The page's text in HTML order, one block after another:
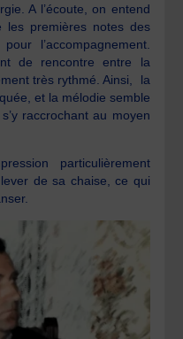
A l’écoute, on entend
les premières notes des
l’accompagnement.
de rencontre entre la
très rythmé. Ainsi, la
et la mélodie semble
raccrochant au moyen
particulièrement
de sa chaise, ce qui